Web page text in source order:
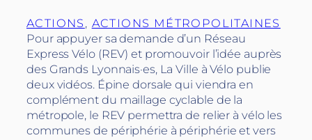
ACTIONS , ACTIONS MÉTROPOLITAINES
Pour appuyer sa demande d’un Réseau
Express Vélo (REV) et promouvoir l’idée auprès
des Grands Lyonnais·es, La Ville à Vélo publie
deux vidéos. Épine dorsale qui viendra en
complément du maillage cyclable de la
métropole, le REV permettra de relier à vélo les
communes de périphérie à périphérie et vers